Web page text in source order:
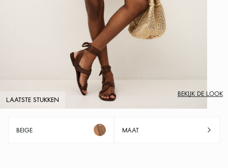
LAATSTE STUKKEN
BEKIJK DE LOOK
BEIGE MAAT